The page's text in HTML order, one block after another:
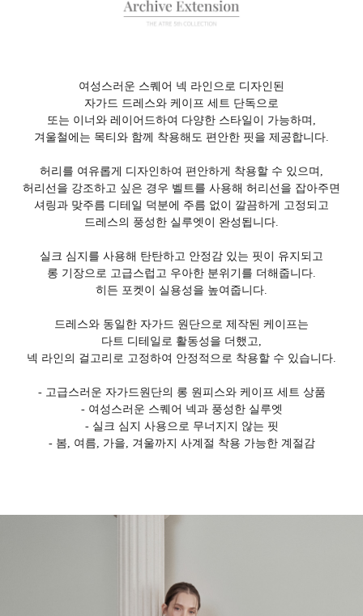
여성스러운 스퀘어 넥 라인으로 디자인된
자가드 드레스와 케이프 세트 단독으로
또는 이너와 레이어드하여 다양한 스타일이 가능하며,
겨울철에는 목티와 함께 착용해도 편안한 핏을 제공합니다.
허리를 여유롭게 디자인하여 편안하게 착용할 수 있으며,
허리선을 강조하고 싶은 경우 벨트를 사용해 허리선을 잡아주면
셔링과 맞주름 디테일 덕분에 주름 없이 깔끔하게 고정되고
드레스의 풍성한 실루엣이 완성됩니다.
실크 심지를 사용해 탄탄하고 안정감 있는 핏이 유지되고
롱 기장으로 고급스럽고 우아한 분위기를 더해줍니다.
히든 포켓이 실용성을 높여줍니다.
드레스와 동일한 자가드 원단으로 제작된 케이프는
다트 디테일로 활동성을 더했고,
넥 라인의 걸고리로 고정하여 안정적으로 착용할 수 있습니다.
- 고급스러운 자가드원단의 롱 원피스와 케이프 세트 상품
- 여성스러운 스퀘어 넥과 풍성한 실루엣
- 실크 심지 사용으로 무너지지 않는 핏
- 봄, 여름, 가을, 겨울까지 사계절 착용 가능한 계절감